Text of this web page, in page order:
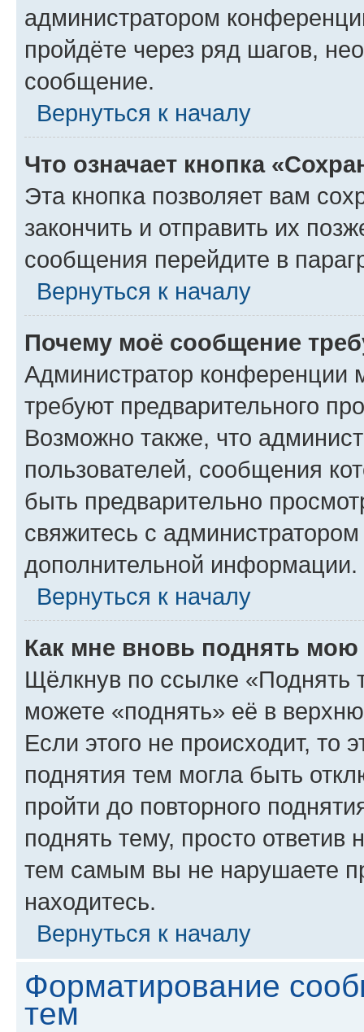
администратором
пройдёте через ряд шагов,
сообщение.
Вернуться к началу
Что означает кнопка
Эта кнопка позволяет вам
закончить и отправить их
сообщения перейдите в
Вернуться к началу
Почему моё сообщение
Администратор конференции
требуют предварительного
Возможно также, что
пользователей, сообщения
быть предварительно
свяжитесь с
дополнительной информации.
Вернуться к началу
Как мне вновь поднять мою
Щёлкнув по ссылке «Поднять
можете «поднять» её в
Если этого не происходит, то
поднятия тем могла быть
пройти до повторного
поднять тему, просто ответив
тем самым вы не нарушаете
находитесь.
Вернуться к началу
Форматирование
тем